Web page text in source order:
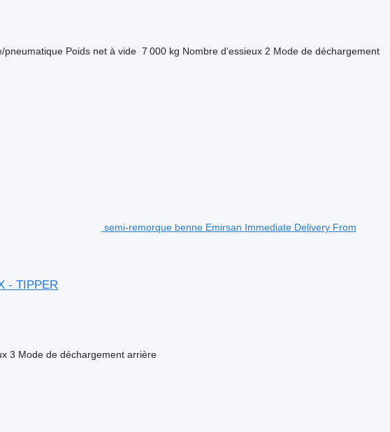
pneumatique Poids net à vide 7 000 kg Nombre d'essieux 2 Mode de déchargement
semi-remorque benne Emirsan Immediate Delivery From
- TIPPER
3 Mode de déchargement arrière